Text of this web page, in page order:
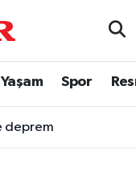
Yaşam Spor
adliyeye sevk edildi